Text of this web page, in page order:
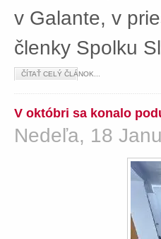
v Galante, v
členky Spolku
ČÍTAŤ CELÝ ČLÁNOK...
V októbri sa konalo
Nedeľa, 18